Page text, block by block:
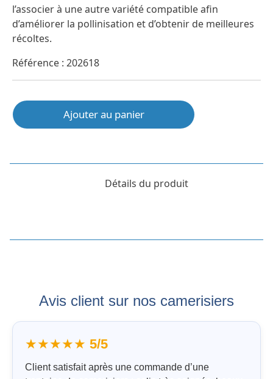
l’associer à une autre variété compatible afin
d’améliorer la pollinisation et d’obtenir de meilleures
récoltes.
Référence : 202618
Ajouter au panier
Détails du produit
Avis client sur nos camerisiers
★★★★★ 5/5
Client satisfait après une commande d’une